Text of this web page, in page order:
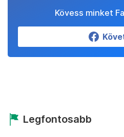
Kövess minket
Legfontosabb